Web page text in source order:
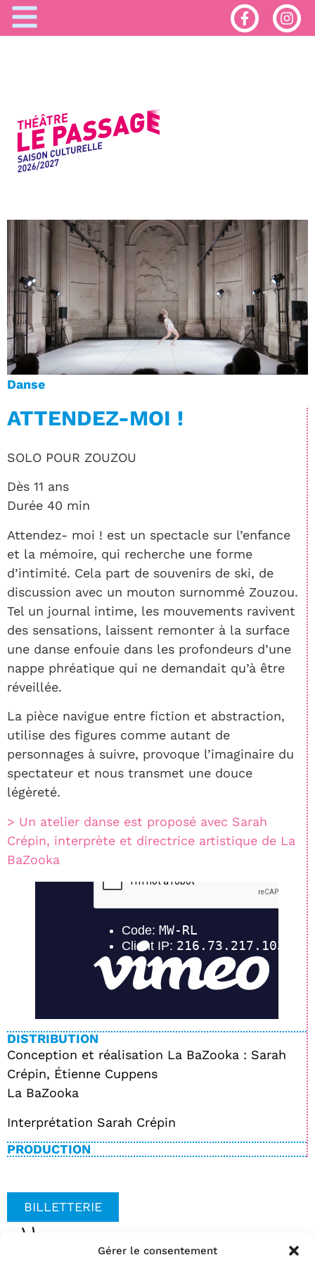
Gérer le consentement
Danse
ATTENDEZ-MOI !
SOLO POUR ZOUZOU
Dès 11 ans
Durée 40 min
Attendez- moi ! est un spectacle sur l’enfance
et la mémoire, qui recherche une forme
d’intimité. Cela part de souvenirs de ski, de
discussion avec un mouton surnommé Zouzou.
Tel un journal intime, les mouvements ravivent
des sensations, laissent remonter à la surface
une danse enfouie dans les profondeurs d’une
nappe phréatique qui ne demandait qu’à être
réveillée.
La pièce navigue entre fiction et abstraction,
utilise des figures comme autant de
personnages à suivre, provoque l’imaginaire du
spectateur et nous transmet une douce
légèreté.
> Un atelier danse est proposé avec Sarah
Crépin, interprète et directrice artistique de La
BaZooka
DISTRIBUTION
Conception et réalisation La BaZooka : Sarah
Crépin, Étienne Cuppens
La BaZooka
Interprétation Sarah Crépin
PRODUCTION
BILLETTERIE